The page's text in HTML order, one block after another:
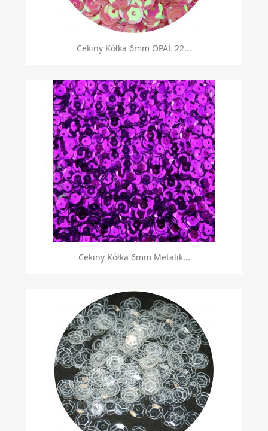
Cekiny Kółka 6mm OPAL 22...
Cekiny Kółka 6mm Metalik...